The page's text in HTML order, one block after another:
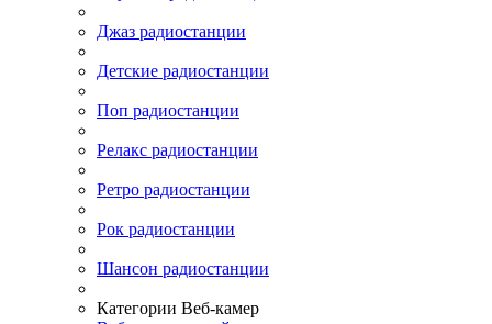
Джаз радиостанции
Детские радиостанции
Поп радиостанции
Релакс радиостанции
Ретро радиостанции
Рок радиостанции
Шансон радиостанции
Категории Веб-камер